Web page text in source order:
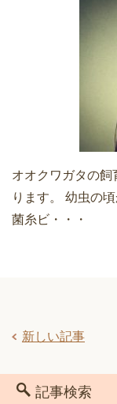
オオクワガタの飼
ります。 幼虫の
菌糸ビ・・・
新しい記事
記事検索